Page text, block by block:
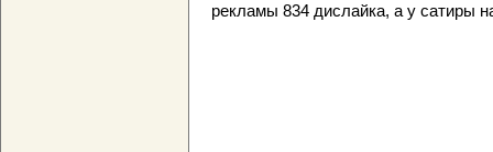
рекламы 834 дислайка, а у сатиры